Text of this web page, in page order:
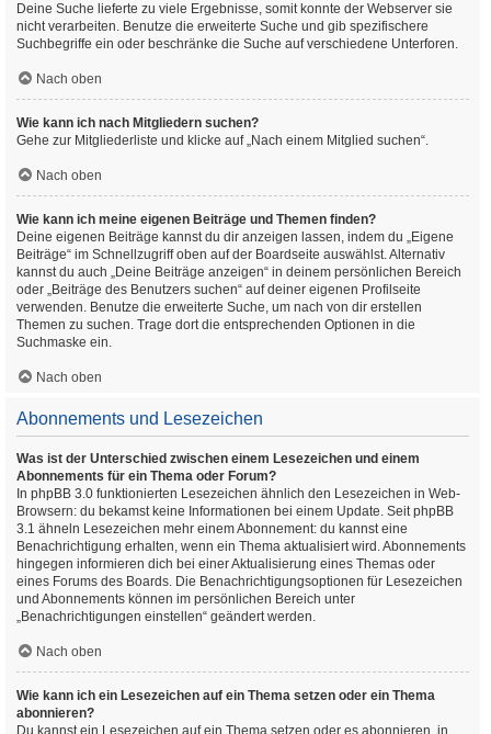
Deine Suche lieferte zu viele Ergebnisse, somit konnte der Webserver sie
nicht verarbeiten. Benutze die erweiterte Suche und gib spezifischere
Suchbegriffe ein oder beschränke die Suche auf verschiedene Unterforen.
Nach oben
Wie kann ich nach Mitgliedern suchen?
Gehe zur Mitgliederliste und klicke auf „Nach einem Mitglied suchen“.
Nach oben
Wie kann ich meine eigenen Beiträge und Themen finden?
Deine eigenen Beiträge kannst du dir anzeigen lassen, indem du „Eigene
Beiträge“ im Schnellzugriff oben auf der Boardseite auswählst. Alternativ
kannst du auch „Deine Beiträge anzeigen“ in deinem persönlichen Bereich
oder „Beiträge des Benutzers suchen“ auf deiner eigenen Profilseite
verwenden. Benutze die erweiterte Suche, um nach von dir erstellen
Themen zu suchen. Trage dort die entsprechenden Optionen in die
Suchmaske ein.
Nach oben
Abonnements und Lesezeichen
Was ist der Unterschied zwischen einem Lesezeichen und einem
Abonnements für ein Thema oder Forum?
In phpBB 3.0 funktionierten Lesezeichen ähnlich den Lesezeichen in Web-
Browsern: du bekamst keine Informationen bei einem Update. Seit phpBB
3.1 ähneln Lesezeichen mehr einem Abonnement: du kannst eine
Benachrichtigung erhalten, wenn ein Thema aktualisiert wird. Abonnements
hingegen informieren dich bei einer Aktualisierung eines Themas oder
eines Forums des Boards. Die Benachrichtigungsoptionen für Lesezeichen
und Abonnements können im persönlichen Bereich unter
„Benachrichtigungen einstellen“ geändert werden.
Nach oben
Wie kann ich ein Lesezeichen auf ein Thema setzen oder ein Thema
abonnieren?
Du kannst ein Lesezeichen auf ein Thema setzen oder es abonnieren, in